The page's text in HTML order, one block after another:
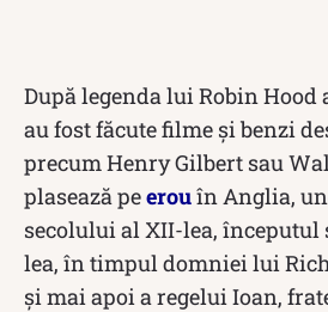
După legenda lui Robin Hood
au fost făcute filme și benzi
precum Henry Gilbert sau
plasează peerouîn Anglia,
secolului al XII-lea,
lea, în timpul domniei lui
şi mai apoi a regelui Ioan,